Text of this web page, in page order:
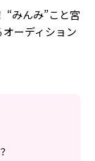
“みんみ”こと宮
ーディション